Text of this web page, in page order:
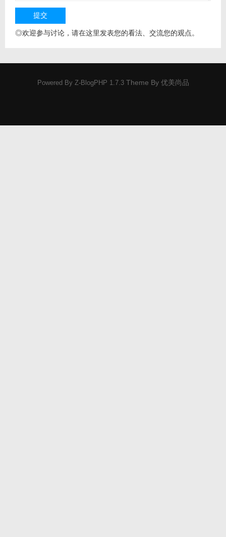
◎欢迎参与讨论，请在这里发表您的看法、交流您的观点。
Powered By Z-BlogPHP 1.7.3Theme By 优美尚品